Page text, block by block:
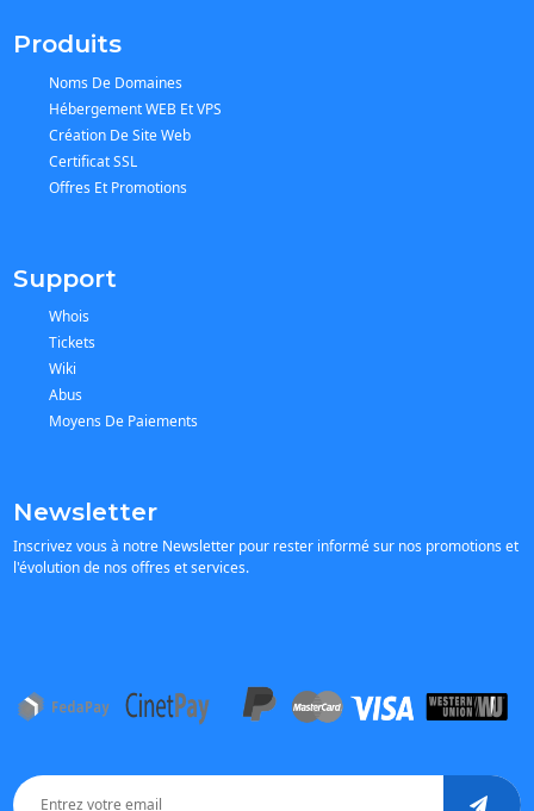
Produits
Noms De Domaines
Hébergement WEB Et VPS
Création De Site Web
Certificat SSL
Offres Et Promotions
Support
Whois
Tickets
Wiki
Abus
Moyens De Paiements
Newsletter
Inscrivez vous à notre Newsletter pour rester informé sur nos promotions et
l'évolution de nos offres et services.